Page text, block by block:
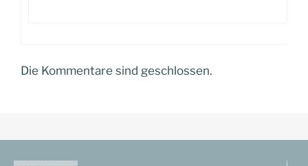
Die Kommentare sind geschlossen.